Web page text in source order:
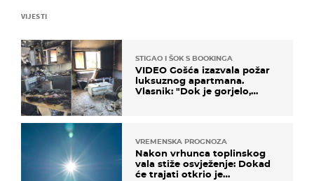
VIJESTI
STIGAO I ŠOK S BOOKINGA
VIDEO Gošća izazvala požar
luksuznog apartmana.
Vlasnik: "Dok je gorjelo,
VREMENSKA PROGNOZA
Nakon vrhunca toplinskog
vala stiže osvježenje: Dokad
će trajati otkrio je